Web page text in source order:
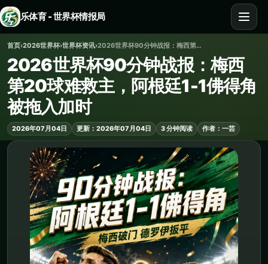
乐体育 - 世界杯情报局
首页›2026世界杯›世界杯资讯› 2026世界杯90分钟战报：梅西第20球难救主，阿根廷1-1佛得角被拖入加时
2026世界杯90分钟战报：梅西
第20球难救主，阿根廷1-1佛得角
被拖入加时
2026年07月04日 更新：2026年07月04日 3 分钟阅读 作者：一芸